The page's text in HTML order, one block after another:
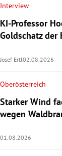
Interview
KI-Professor
Goldschatz der
Josef Ertl02.08.2026
Oberösterreich
Starker Wind
wegen
01.08.2026